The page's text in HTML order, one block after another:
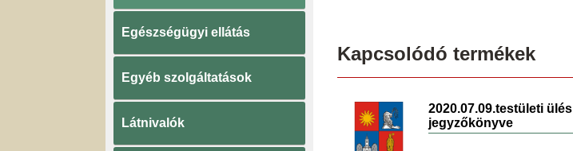
Egészségügyi ellátás
Egyéb szolgáltatások
Látnivalók
Kapcsolódó termékek
2020.07.09.testületi ülés
jegyzőkönyve